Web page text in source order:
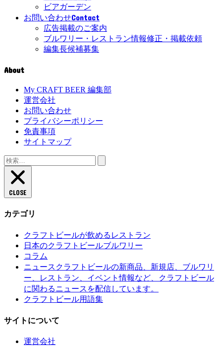
ビアガーデン
お問い合わせContact
広告掲載のご案内
ブルワリー・レストラン情報修正・掲載依頼
編集長候補募集
About
My CRAFT BEER 編集部
運営会社
お問い合わせ
プライバシーポリシー
免責事項
サイトマップ
検
索:
CLOSE
カテゴリ
クラフトビールが飲めるレストラン
日本のクラフトビールブルワリー
コラム
ニュース クラフトビールの新商品、新規店、ブルワリ
ー、レストラン、イベント情報など、クラフトビール
に関わるニュースを配信しています。
クラフトビール用語集
サイトについて
運営会社